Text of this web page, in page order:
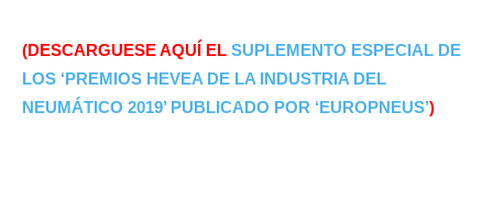
(DESCARGUESE AQUÍ EL SUPLEMENTO ESPECIAL DE
LOS ‘PREMIOS HEVEA DE LA INDUSTRIA DEL
NEUMÁTICO 2019’ PUBLICADO POR ‘EUROPNEUS’)